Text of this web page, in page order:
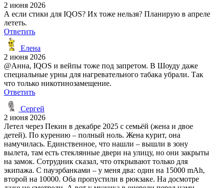
2 июня 2026
А если стики для IQOS? Их тоже нельзя? Планирую в апреле
лететь.
Ответить
Елена
2 июня 2026
@Анна, IQOS и вейпы тоже под запретом. В Шоуду даже
специальные урны для нагревательного табака убрали. Так
что только никотинозамещение.
Ответить
Сергей
2 июня 2026
Летел через Пекин в декабре 2025 с семьёй (жена и двое
детей). По курению – полный ноль. Жена курит, она
намучилась. Единственное, что нашли – вышли в зону
вылета, там есть стеклянные двери на улицу, но они закрыты
на замок. Сотрудник сказал, что открывают только для
экипажа. С пауэрбанками – у меня два: один на 15000 mAh,
второй на 10000. Оба пропустили в рюкзаке. На досмотре